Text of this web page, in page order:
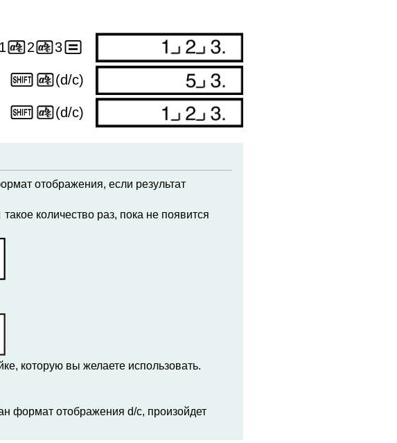
1
2 3
(d/c)
(d/c)
отображения, если результат
такое количество раз, пока не появится
которую вы желаете использовать.
формат отображения d/c, произойдет